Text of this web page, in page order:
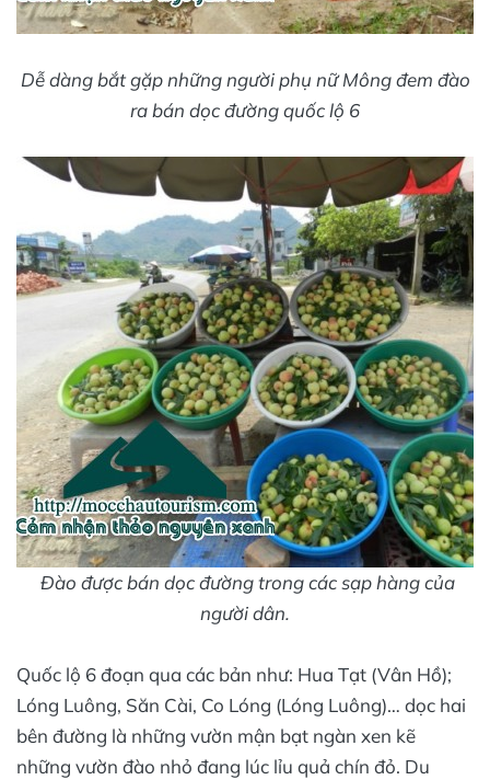
Dễ dàng bắt gặp những người phụ nữ Mông đem đào
ra bán dọc đường quốc lộ 6
Đào được bán dọc đường trong các sạp hàng của
người dân.
Quốc lộ 6 đoạn qua các bản như: Hua Tạt (Vân Hồ);
Lóng Luông, Săn Cài, Co Lóng (Lóng Luông)… dọc hai
bên đường là những vườn mận bạt ngàn xen kẽ
những vườn đào nhỏ đang lúc lỉu quả chín đỏ. Du